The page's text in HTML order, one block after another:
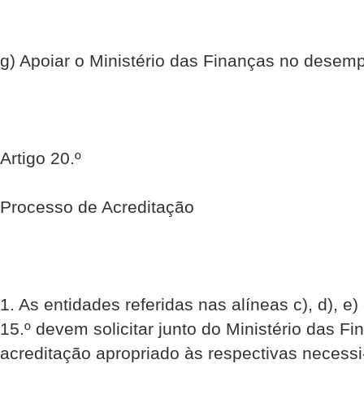
g) Apoiar o Ministério das Finanças no
Artigo 20.º
Processo de Acreditação
1. As entidades referidas nas alíneas c), d), e)
15.º devem solicitar junto do Ministério das
acreditação apropriado às respectivas